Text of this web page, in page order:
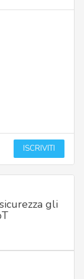
ISCRIVITI
gli